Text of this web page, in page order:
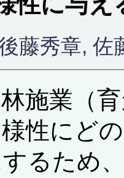
藤秀章, 佐
施業（
性にど
るため